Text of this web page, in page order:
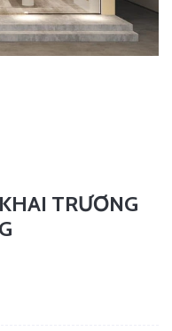
TRƯƠNG